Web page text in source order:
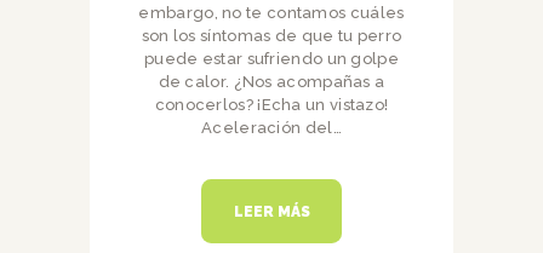
embargo, no te contamos cuáles
son los síntomas de que tu perro
puede estar sufriendo un golpe
de calor. ¿Nos acompañas a
conocerlos? ¡Echa un vistazo!
Aceleración del…
LEER MÁS